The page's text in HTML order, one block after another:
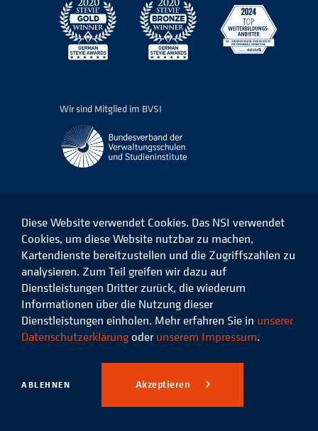
Wir sind Mitglied im BVSI
Das
NSI
Facebook
Das
NSI
auf
LinkedIn
Das
NSI
auf
Instagram
Das
Xing
© 2026 Niedersächsisches
Studieninstitut für kommunale
Verwaltung e.V.
Datenschutz Impressum
Diese Website verwendet Cookies. Das NSI verwendet
Cookies, um diese Website nutzbar zu machen,
Kartendienste bereitzustellen und die Zugriffszahlen zu
analysieren. Zum Teil greifen wir dazu auf
Dienstleistungen Dritter zurück, die wiederum
Informationen über die Nutzung dieser
Dienstleistungen einholen. Mehr erfahren Sie in unserer
Datenschutzerklärung oder unserem Impressum.
ABLEHNEN Akzeptieren